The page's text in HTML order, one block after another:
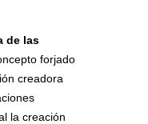
de las
forjado
creadora
la creación